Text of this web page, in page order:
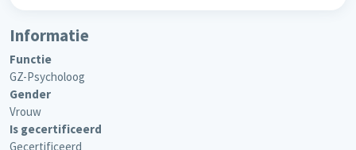
Informatie
Functie
GZ-Psycholoog
Gender
Vrouw
Is gecertificeerd
Gecertificeerd